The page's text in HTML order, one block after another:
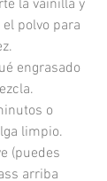
la vainilla y
polvo para
engrasado
o
limpio.
(puedes
arriba